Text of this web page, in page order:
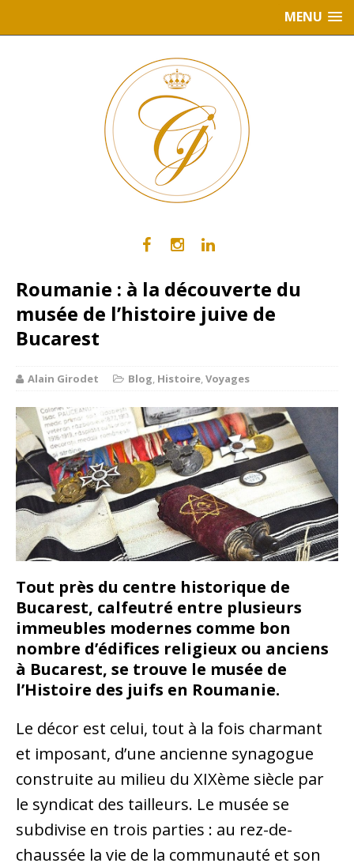
MENU
Roumanie : à la découverte du
musée de l’histoire juive de
Bucarest
Alain Girodet Blog, Histoire,Voyages
Tout près du centre historique de
Bucarest, calfeutré entre plusieurs
immeubles modernes comme bon
nombre d’édifices religieux ou anciens
à Bucarest, se trouve le musée de
l’Histoire des juifs en Roumanie.
Le décor est celui, tout à la fois charmant
et imposant, d’une ancienne synagogue
construite au milieu du XIXème siècle par
le syndicat des tailleurs. Le musée se
subdivise en trois parties : au rez-de-
chaussée la vie de la communauté et son